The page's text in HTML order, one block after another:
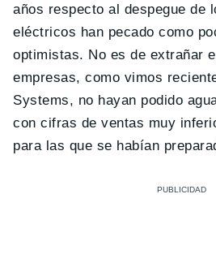
años respecto al despegue de
eléctricos han pecado como
optimistas. No es de extrañar
empresas, como vimos
Systems, no hayan podido
con cifras de ventas muy
para las que se habían